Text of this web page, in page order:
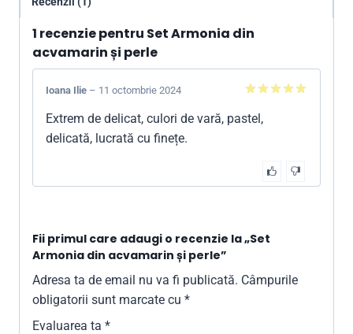
1 recenzie pentru Set Armonia din
acvamarin și perle
Ioana Ilie – 11 octombrie 2024
Extrem de delicat, culori de vară, pastel,
delicată, lucrată cu finețe.
Fii primul care adaugi o recenzie la „Set
Armonia din acvamarin și perle”
Adresa ta de email nu va fi publicată. Câmpurile
obligatorii sunt marcate cu *
Evaluarea ta *